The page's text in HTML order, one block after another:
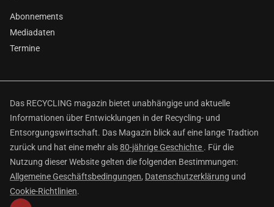
Abonnements
Mediadaten
Termine
Das RECYCLING magazin bietet unabhängige und aktuelle
Informationen über Entwicklungen in der Recycling- und
Entsorgungswirtschaft. Das Magazin blick auf eine lange Tradtion
zurück und hat eine mehr als80-jährige Geschichte . Für die
Nutzung dieser Website gelten die folgenden Bestimmungen:
Allgemeine Geschäftsbedingungen, Datenschutzerklärung und
Cookie-Richtlinien.